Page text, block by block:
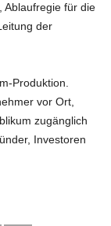
Ablaufregie für die
der
Produktion.
vor Ort,
zugänglich
Investoren